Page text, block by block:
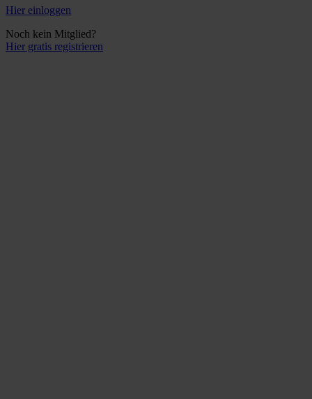
Hier einloggen
Noch kein Mitglied?
Hier gratis registrieren